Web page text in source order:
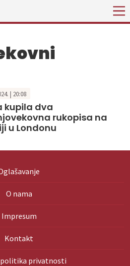
| 20:08
kupila dva
rukopisa na
u Londonu
O nama
Impresum
Kontakt
politika privatnosti